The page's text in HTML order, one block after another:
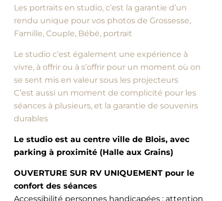
Les portraits en studio, c’est la garantie d’un
rendu unique pour vos photos de Grossesse,
Famille, Couple, Bébé, portrait
Le studio c’est également une expérience à
vivre, à offrir ou à s’offrir pour un moment où on
se sent mis en valeur sous les projecteurs
C’est aussi un moment de complicité pour les
séances à plusieurs, et la garantie de souvenirs
durables
Le studio est au centre ville de Blois, avec
parking à proximité (Halle aux Grains)
OUVERTURE SUR RV UNIQUEMENT pour le
confort des séances
Accessibilité personnes handicapées : attention